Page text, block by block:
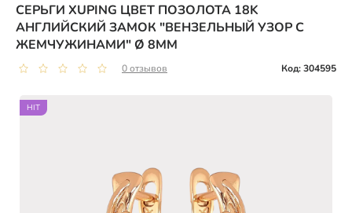
СЕРЬГИ XUPING ЦВЕТ ПОЗОЛОТА 18K
АНГЛИЙСКИЙ ЗАМОК "ВЕНЗЕЛЬНЫЙ УЗОР С
ЖЕМЧУЖИНАМИ" Ø 8ММ
0 отзывов Код: 304595
HIT
HIT